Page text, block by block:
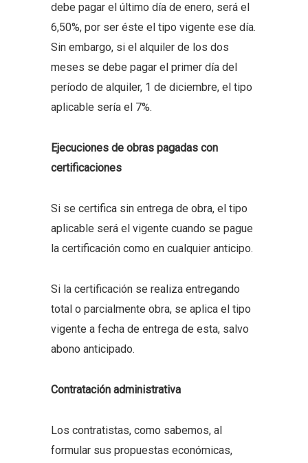
debe pagar el último día de enero, será el
6,50%, por ser éste el tipo vigente ese día.
Sin embargo, si el alquiler de los dos
meses se debe pagar el primer día del
período de alquiler, 1 de diciembre, el tipo
aplicable sería el 7%.
Ejecuciones de obras pagadas con
certificaciones
Si se certifica sin entrega de obra, el tipo
aplicable será el vigente cuando se pague
la certificación como en cualquier anticipo.
Si la certificación se realiza entregando
total o parcialmente obra, se aplica el tipo
vigente a fecha de entrega de esta, salvo
abono anticipado.
Contratación administrativa
Los contratistas, como sabemos, al
formular sus propuestas económicas,